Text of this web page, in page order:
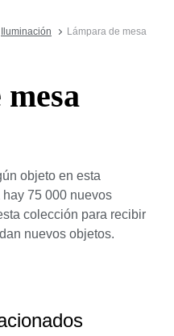
Iluminación
Lámpara de mesa
objeto en esta
75 000 nuevos
colección para recibir
nuevos objetos.